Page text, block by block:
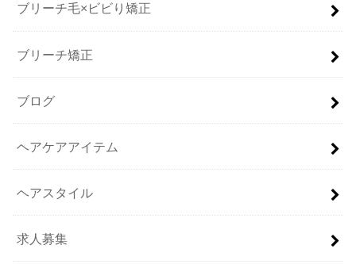
ブリーチ毛×ビビり矯正
ブリーチ矯正
ブログ
ヘアケアアイテム
ヘアスタイル
求人募集